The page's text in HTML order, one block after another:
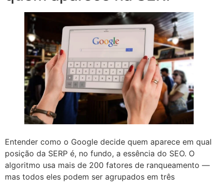
Entender como o Google decide quem aparece em qual
posição da SERP é, no fundo, a essência do SEO. O
algoritmo usa mais de 200 fatores de ranqueamento —
mas todos eles podem ser agrupados em três